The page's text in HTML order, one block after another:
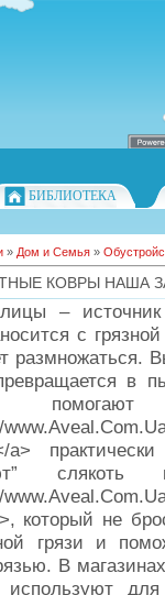
БИБЛИОТЕКА
» Дом и Семья »
КОВРЫ НАША
– источник
с
размножаться.
в
a>
который не
грязи и
В
используют